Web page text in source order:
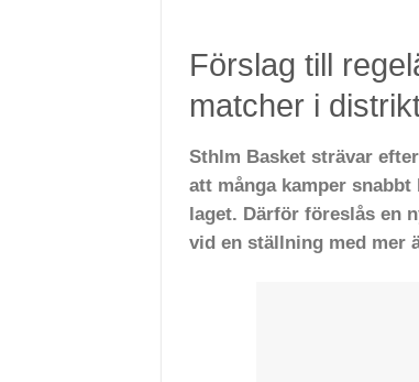
Förslag till
matcher i
Sthlm Basket strävar
att många kamper
laget. Därför föreslås en
vid en ställning med mer